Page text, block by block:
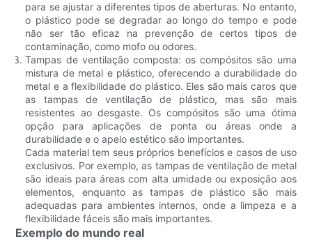
para se ajustar a diferentes tipos de aberturas. No entanto,
o plástico pode se degradar ao longo do tempo e pode
não ser tão eficaz na prevenção de certos tipos de
contaminação, como mofo ou odores.
Tampas de ventilação composta: os compósitos são uma
mistura de metal e plástico, oferecendo a durabilidade do
metal e a flexibilidade do plástico. Eles são mais caros que
as tampas de ventilação de plástico, mas são mais
resistentes ao desgaste. Os compósitos são uma ótima
opção para aplicações de ponta ou áreas onde a
durabilidade e o apelo estético são importantes.
Cada material tem seus próprios benefícios e casos de uso
exclusivos. Por exemplo, as tampas de ventilação de metal
são ideais para áreas com alta umidade ou exposição aos
elementos, enquanto as tampas de plástico são mais
adequadas para ambientes internos, onde a limpeza e a
flexibilidade fáceis são mais importantes.
Exemplo do mundo real